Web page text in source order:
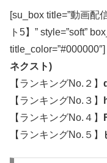
[su_box title=”動画配
ト5】” style=”soft”
ネクスト)
【ランキングNo.２】
【ランキングNo.３】
【ランキングNo.４】
【ランキングNo.５】